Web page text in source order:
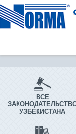
ВСЕ
УЗБЕКИСТАНА